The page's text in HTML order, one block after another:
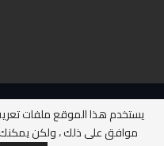
جميع الحقوق محفوظة لدى
يستخدم هذا الموقع ملفات
موافق على ذلك ، ولكن يمكنك